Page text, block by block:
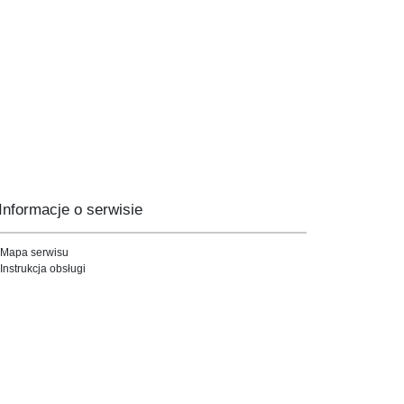
o serwisie
Mapa serwisu
Instrukcja obsługi